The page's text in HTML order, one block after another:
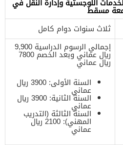
اللوجستية وإدارة النقل في
مسقط
ثلاث سنوات دوام كامل
إجمالي الرسوم الدراسية 9,900
ريال عماني وبعد الخصم 7800
ريال عماني
السنة الأولى: 3900 ريال
عماني
السنة الثانية: 3900 ريال
عماني
السنة الثالثة (التدريب
المهني): 2100 ريال
عماني